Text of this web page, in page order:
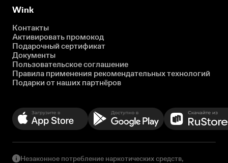
Wink
Контакты
Активировать промокод
Подарочный сертификат
Документы
Пользовательское соглашение
Правила применения рекомендательных технологий
Подарки от наших партнёров
Незаконное потребление наркотических средств,